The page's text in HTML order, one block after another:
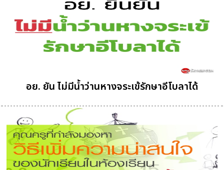
อย. ยัน ไม่มีน้ำว่านหางจระเข้รักษาอีโบลาได้